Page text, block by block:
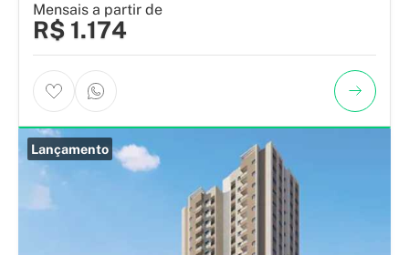
Mensais a partir de
R$ 1.174
Lançamento